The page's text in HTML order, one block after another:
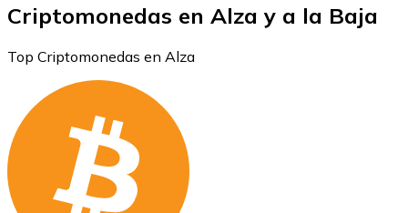
Criptomonedas en Alza y a la Baja
Top Criptomonedas en Alza